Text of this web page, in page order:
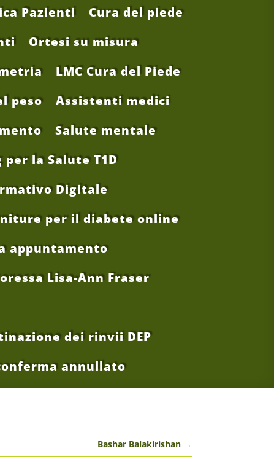
Pazienti
Cura del piede
Ortesi su misura
LMC Cura del Piede
peso
Assistenti medici
Salute mentale
per la Salute T1D
Digitale
per il diabete online
appuntamento
Lisa-Ann Fraser
dei rinvii DEP
annullato
Bashar Balakirishan→